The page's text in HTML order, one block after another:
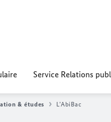
Service Relations
& études L’AbiBac